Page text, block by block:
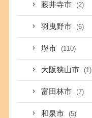
藤井寺市 (2)
羽曳野市 (6)
堺市 (110)
大阪狭山市 (1)
富田林市 (7)
和泉市 (5)